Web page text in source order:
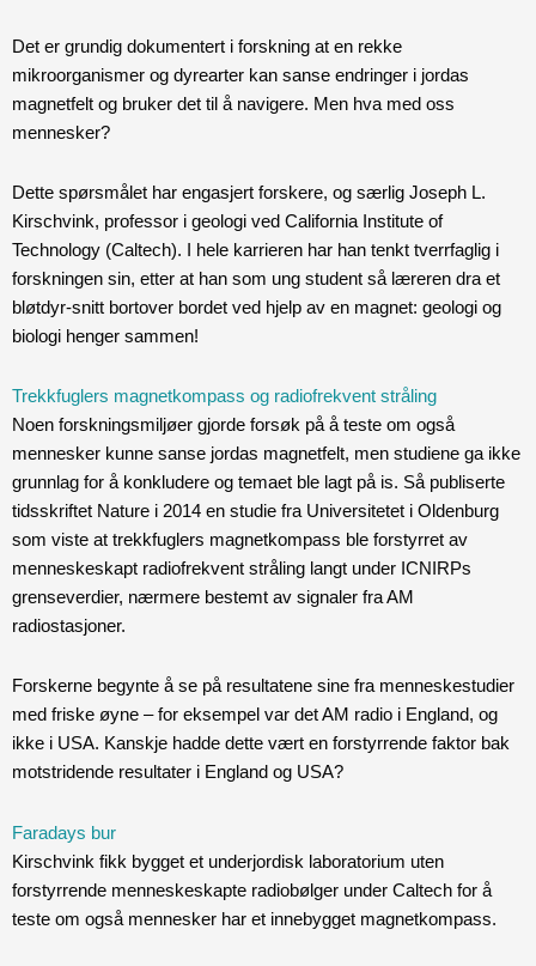
Det er grundig dokumentert i forskning at en rekke
mikroorganismer og dyrearter kan sanse endringer i jordas
magnetfelt og bruker det til å navigere. Men hva med oss
mennesker?
Dette spørsmålet har engasjert forskere, og særlig Joseph L.
Kirschvink, professor i geologi ved California Institute of
Technology (Caltech). I hele karrieren har han tenkt tverrfaglig i
forskningen sin, etter at han som ung student så læreren dra et
bløtdyr-snitt bortover bordet ved hjelp av en magnet: geologi og
biologi henger sammen!
Trekkfuglers magnetkompass og radiofrekvent stråling
Noen forskningsmiljøer gjorde forsøk på å teste om også
mennesker kunne sanse jordas magnetfelt, men studiene ga ikke
grunnlag for å konkludere og temaet ble lagt på is. Så publiserte
tidsskriftet Nature i 2014 en studie fra Universitetet i Oldenburg
som viste at trekkfuglers magnetkompass ble forstyrret av
menneskeskapt radiofrekvent stråling langt under ICNIRPs
grenseverdier, nærmere bestemt av signaler fra AM
radiostasjoner.
Forskerne begynte å se på resultatene sine fra menneskestudier
med friske øyne – for eksempel var det AM radio i England, og
ikke i USA. Kanskje hadde dette vært en forstyrrende faktor bak
motstridende resultater i England og USA?
Faradays bur
Kirschvink fikk bygget et underjordisk laboratorium uten
forstyrrende menneskeskapte radiobølger under Caltech for å
teste om også mennesker har et innebygget magnetkompass.